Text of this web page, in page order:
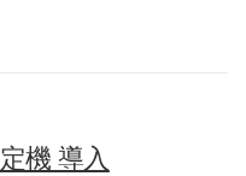
機 導入